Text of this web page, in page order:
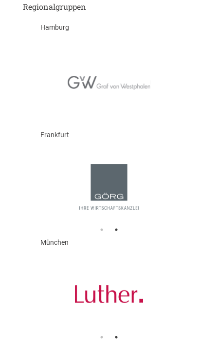
Regionalgruppen
Hamburg
Frankfurt
München